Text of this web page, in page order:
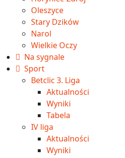
Oleszyce
Stary Dzików
Narol
Wielkie Oczy
Na sygnale
Sport
Betclic 3. Liga
Aktualności
Wyniki
Tabela
IV liga
Aktualności
Wyniki